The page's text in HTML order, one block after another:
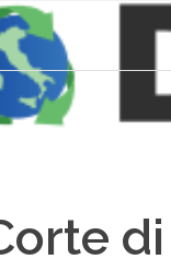
di